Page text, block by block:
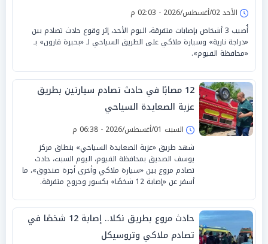
الأحد 02/أغسطس/2026 - 02:03 م
أُصيب 3 أشخاص بإصابات متفرقة، اليوم الأحد، إثر وقوع حادث تصادم بين
«دراجة نارية» وسيارة ملاكي على الطريق السياحي لـ «بحيرة قارون» بـ
«محافظة الفيوم».
12 مصابًا في حادث تصادم سيارتين بطريق
عزبة الصعايدة السياحي
السبت 01/أغسطس/2026 - 06:38 م
شهد طريق «عزبة الصعايدة السياحي» بنطاق مركز
يوسف الصديق بمحافظة الفيوم، اليوم السبت، حادث
تصادم مروع بين «سيارة ملاكي وأخرى أجرة صندوق»، ما
أسفر عن «إصابة 12 شخصًا» بكسور وجروح متفرقة.
حادث مروع بطريق نكلا.. إصابة 12 شخصًا في
تصادم ملاكي وتروسيكل